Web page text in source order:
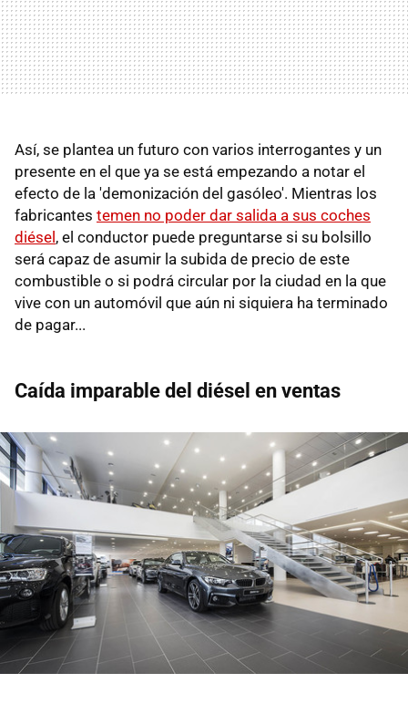
Así, se plantea un futuro con varios interrogantes y un
presente en el que ya se está empezando a notar el
efecto de la 'demonización del gasóleo'. Mientras los
fabricantes temen no poder dar salida a sus coches
diésel, el conductor puede preguntarse si su bolsillo
será capaz de asumir la subida de precio de este
combustible o si podrá circular por la ciudad en la que
vive con un automóvil que aún ni siquiera ha terminado
de pagar...
Caída imparable del diésel en ventas